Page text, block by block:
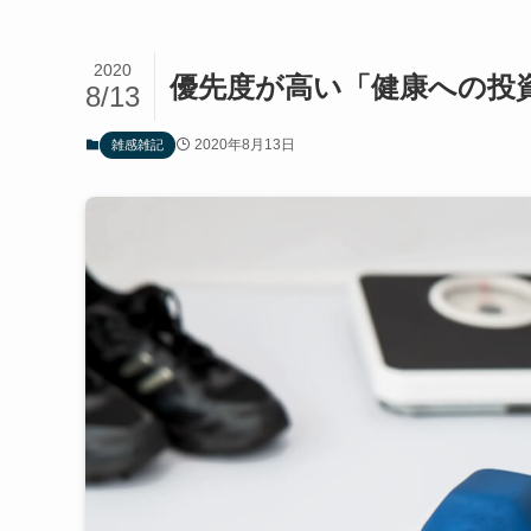
優先度が高い「健康への投
2020
8/13
雑感雑記 2020年8月13日